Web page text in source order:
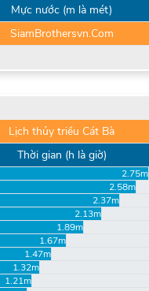
Mực nước (m là mét)
SiamBrothersvn.Com
Lịch thủy triều Cát Bà
Thời gian (h là giờ)
2.75m
2.58m
2.37m
2.13m
1.89m
1.67m
1.47m
1.32m
1.21m